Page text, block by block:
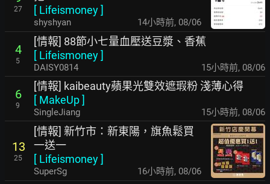
27
[ Lifeismoney]
shyshyan 14小時前, 08/06
4
5
[情報] 88節小七量血壓送豆漿、香蕉
[ Lifeismoney]
DAISY0814 15小時前, 08/06
6
9
[情報] kaibeauty蘋果光雙效遮瑕粉 淺薄心得
[ MakeUp]
SingleJiang 15小時前, 08/06
13
25
[情報] 新竹市：新東陽，旗魚鬆買
一送一
[ Lifeismoney]
SuperSg 16小時前, 08/06